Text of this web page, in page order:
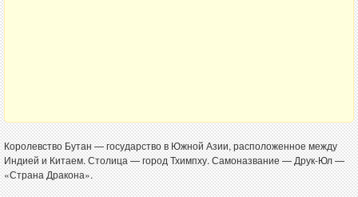
Королевство Бутан — государство в Южной Азии, расположенное между
Индией и Китаем. Столица — город Тхимпху. Самоназвание — Друк-Юл —
«Страна Дракона».